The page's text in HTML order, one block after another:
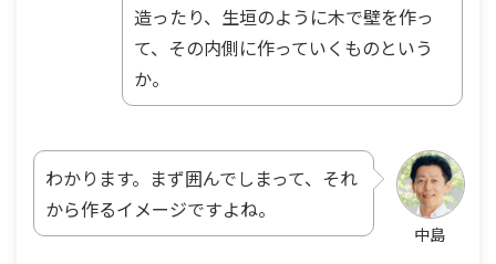
造ったり、生垣のように木で壁を作っ
て、その内側に作っていくものという
か。
中島
わかります。まず囲んでしまって、それ
から作るイメージですよね。